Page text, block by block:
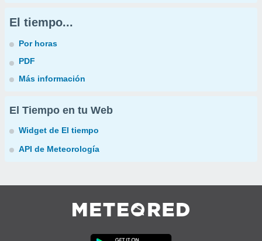
El tiempo...
Por horas
PDF
Más información
El Tiempo en tu Web
Widget de El tiempo
API de Meteorología